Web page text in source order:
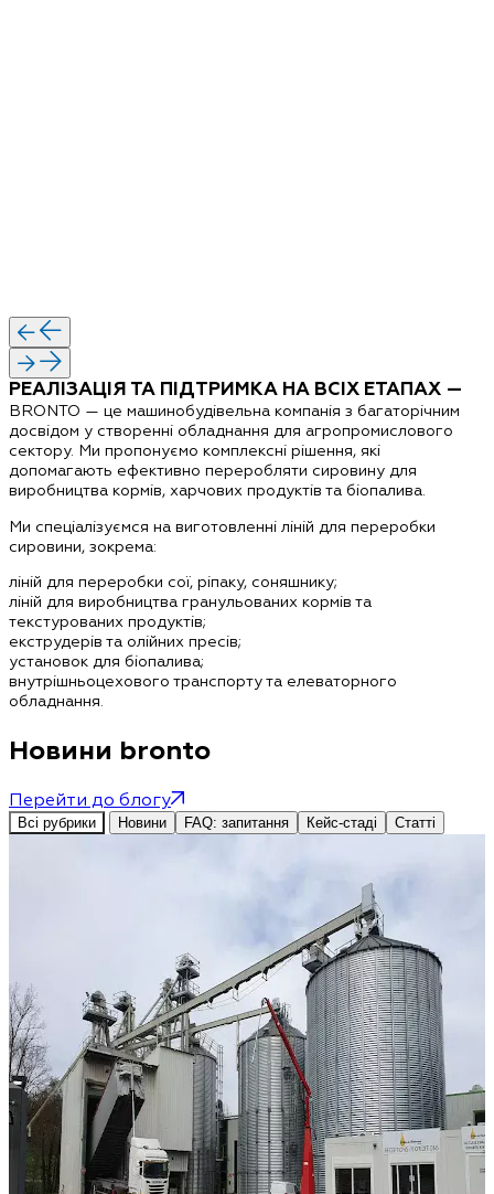
РЕАЛІЗАЦІЯ ТА ПІДТРИМКА НА ВСІХ ЕТАПАХ —
BRONTO — це машинобудівельна компанія з багаторічним
досвідом у створенні обладнання для агропромислового
сектору. Ми пропонуємо комплексні рішення, які
допомагають ефективно переробляти сировину для
виробництва кормів, харчових продуктів та біопалива.
Ми спеціалізуємся на виготовленні ліній для переробки
сировини, зокрема:
ліній для переробки сої, ріпаку, соняшнику;
ліній для виробництва гранульованих кормів та
текстурованих продуктів;
екструдерів та олійних пресів;
установок для біопалива;
внутрішньоцехового транспорту та елеваторного
обладнання.
Новини bronto
Перейти до блогу
Всі рубрики Новини FAQ: запитання Кейс-стаді Статті